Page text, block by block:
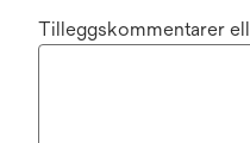
Tilleggskommentarer